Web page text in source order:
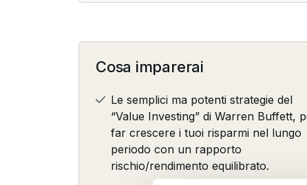
Cosa imparerai
Le semplici ma potenti strategie del
“Value Investing” di Warren Buffett,
far crescere i tuoi risparmi nel lungo
periodo con un rapporto
rischio/rendimento equilibrato.